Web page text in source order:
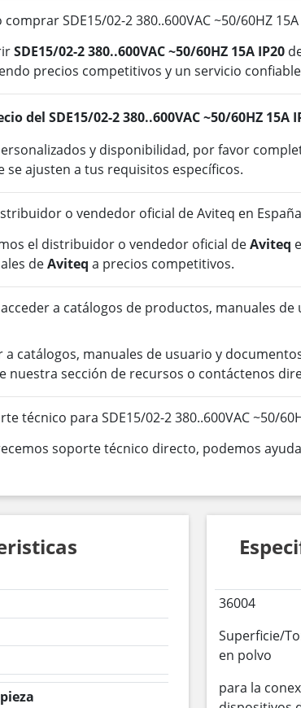
SDE15/02-2 380..600VAC ~50/60HZ
SDE15/02-2 380..600VAC ~50/60HZ 15A IP20
precios competitivos y un servicio
del SDE15/02-2 380..600VAC ~50/60HZ 15A
y disponibilidad, por favor
se ajusten a tus requisitos específicos.
o vendedor oficial de Aviteq en
el distribuidor o vendedor oficial deAviteq
deAviteq a precios competitivos.
a catálogos de productos, manuales de
a catálogos, manuales de usuario y
nuestra sección de recursos o contáctenos
técnico para SDE15/02-2 380..600VAC ~50/
soporte técnico directo, podemos
36004
Superficie/
en polvo
para la